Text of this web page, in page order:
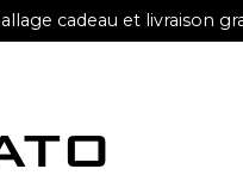
cadeau et livraison